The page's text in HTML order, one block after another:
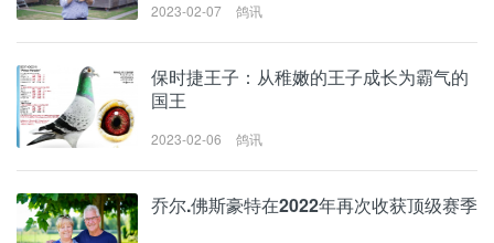
2023-02-07 鸽讯
保时捷王子：从稚嫩的王子成长为霸气的
国王
2023-02-06 鸽讯
乔尔.佛斯豪特在2022年再次收获顶级赛季